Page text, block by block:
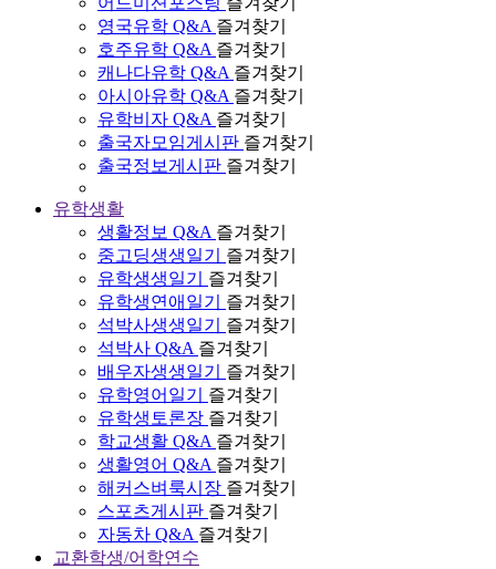
영국유학 Q&A 즐겨찾기
호주유학 Q&A 즐겨찾기
캐나다유학 Q&A 즐겨찾기
아시아유학 Q&A 즐겨찾기
유학비자 Q&A 즐겨찾기
출국자모임게시판 즐겨찾기
출국정보게시판 즐겨찾기
유학생활
생활정보 Q&A 즐겨찾기
중고딩생생일기
즐겨찾기
유학생생일기
즐겨찾기
유학생연애일기
즐겨찾기
석박사생생일기
즐겨찾기
석박사 Q&A 즐겨찾기
배우자생생일기
즐겨찾기
유학영어일기
즐겨찾기
유학생토론장 즐겨찾기
학교생활 Q&A 즐겨찾기
생활영어 Q&A 즐겨찾기
해커스벼룩시장 즐겨찾기
스포츠게시판 즐겨찾기
자동차 Q&A 즐겨찾기
교환학생/어학연수